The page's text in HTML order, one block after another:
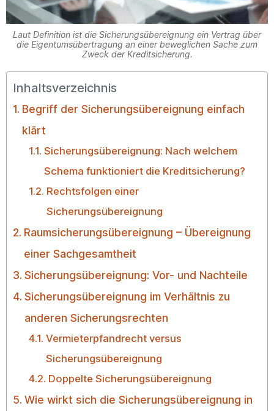
Laut Definition ist die Sicherungsübereignung ein Vertrag über
die Eigentumsübertragung an einer beweglichen Sache zum
Zweck der Kreditsicherung.
Inhaltsverzeichnis
Begriff der Sicherungsübereignung einfach
klärt
Sicherungsübereignung: Nach welchem
Schema funktioniert die Kreditsicherung?
Rechtsfolgen einer
Sicherungsübereignung
Raumsicherungsübereignung – Übereignung
einer Sachgesamtheit
Sicherungsübereignung: Vor- und Nachteile
Sicherungsübereignung im Verhältnis zu
anderen Sicherungsrechten
Vermieterpfandrecht versus
Sicherungsübereignung
Doppelte Sicherungsübereignung
Wie wirkt sich die Sicherungsübereignung in